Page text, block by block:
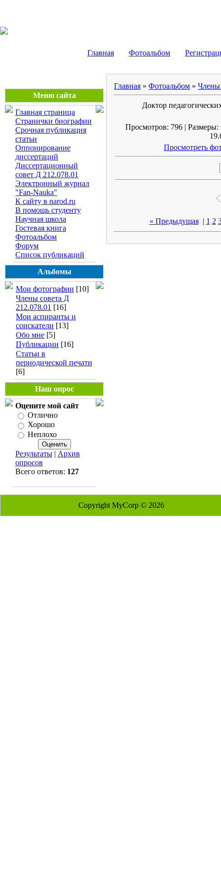
Главная Фотоальбом
Меню сайта
Главная страница
Странички биографии
Срочная публикация
статьи
Оппонирование
диссертаций
Диссертационный
совет Д 212.078.01
Электронный журнал
"Fan-Nauka"
К сайту в narod.ru
В помощь студенту
Научная школа
Гостевая книга
Фотоальбом
Форум
Список публикаций
Альбомы
Мои фотографии [10]
Члены совета Д
212.078.01 [16]
Мои аспиранты и
соискатели [13]
Обо мне [5]
Публикации [16]
Статьи в
периодической печати
[6]
Наш опрос
Оцените мой сайт
Отлично
Хорошо
Неплохо
Результаты | Архив
опросов
Всего ответов: 127
Главная » Фотоальбом » Члены
Доктор
Просмотров: 796 |
Просмотреть
« Предыдущая| 1 2
Copyright MyCorp © 2026